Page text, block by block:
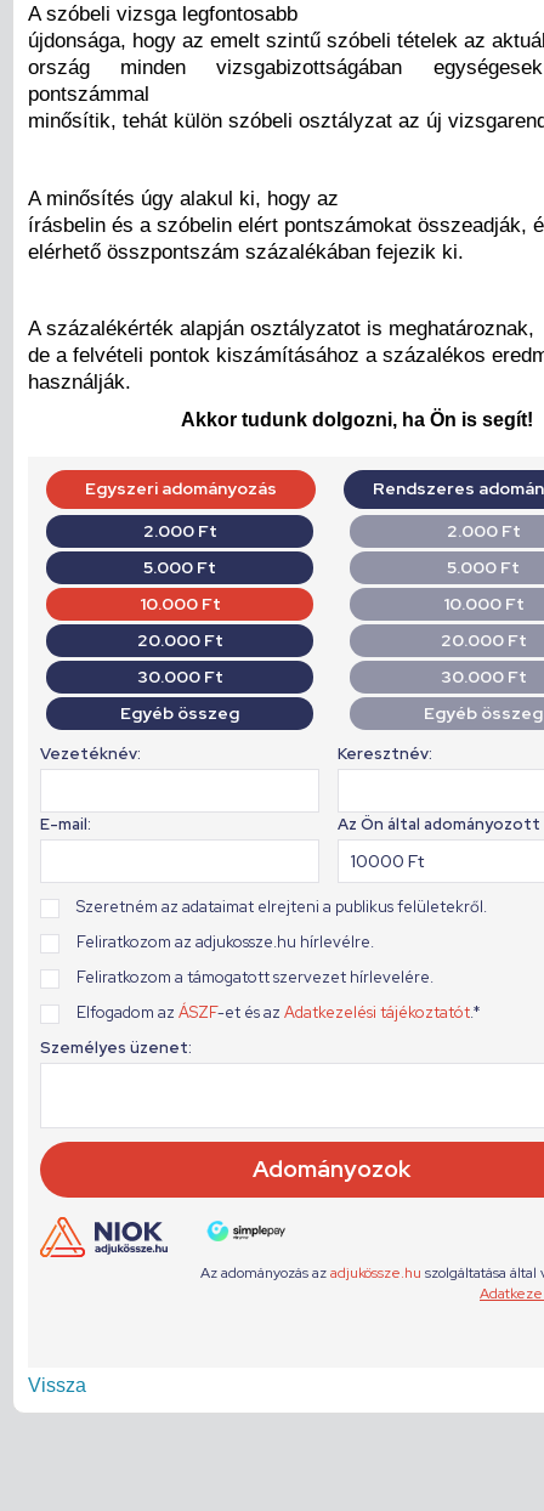
A szóbeli vizsga legfontosabb
újdonsága, hogy az emelt szintű szóbeli tételek az
ország minden vizsgabizottságában
pontszámmal
minősítik, tehát külön szóbeli osztályzat az új
A minősítés úgy alakul ki, hogy az
írásbelin és a szóbelin elért pontszámokat összeadják,
elérhető összpontszám százalékában fejezik ki.
A százalékérték alapján osztályzatot is meghatároznak,
de a felvételi pontok kiszámításához a százalékos
használják.
Akkor tudunk dolgozni, ha Ön is segít!
Vissza